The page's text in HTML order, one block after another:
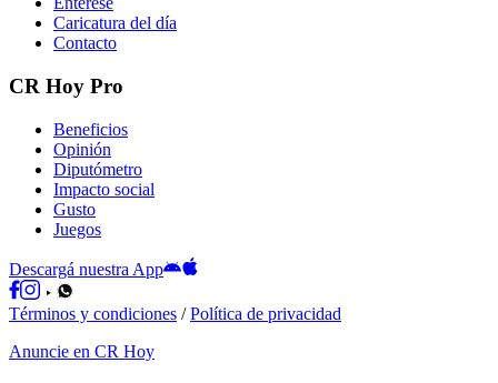
Caricatura del día
Contacto
CR Hoy Pro
Beneficios
Opinión
Diputómetro
Impacto social
Gusto
Juegos
Descargá nuestra App
Términos y condiciones /Política de privacidad
Anuncie en CR Hoy